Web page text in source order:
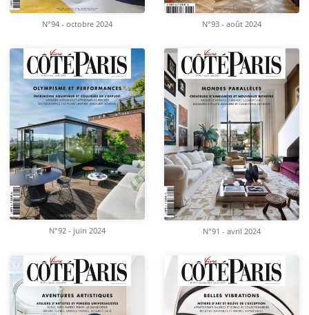
N°94 - octobre 2024 N°93 - août 2024
N°92 - juin 2024 N°91 - avril 2024